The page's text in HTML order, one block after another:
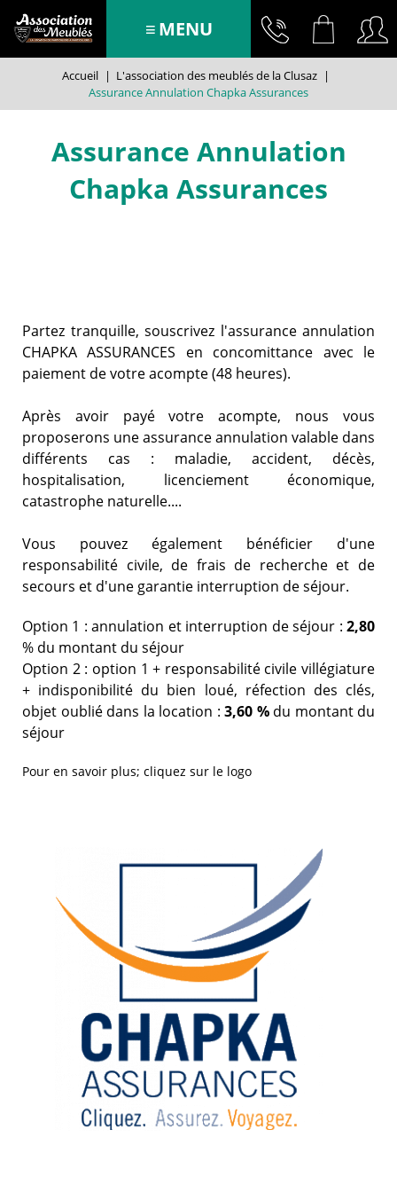
MENU
Accueil | L'association des meublés de la Clusaz |
Assurance Annulation Chapka Assurances
Assurance Annulation
Chapka Assurances
Partez tranquille, souscrivez l'assurance annulation
CHAPKA ASSURANCES en concomittance avec le
paiement de votre acompte (48 heures).
Après avoir payé votre acompte, nous vous
proposerons une assurance annulation valable dans
différents cas : maladie, accident, décès,
hospitalisation, licenciement économique,
catastrophe naturelle....
Vous pouvez également bénéficier d'une
responsabilité civile, de frais de recherche et de
secours et d'une garantie interruption de séjour.
Option 1 : annulation et interruption de séjour : 2,80
% du montant du séjour
Option 2 : option 1 + responsabilité civile villégiature
+ indisponibilité du bien loué, réfection des clés,
objet oublié dans la location : 3,60 %du montant du
séjour
Pour en savoir plus; cliquez sur le logo